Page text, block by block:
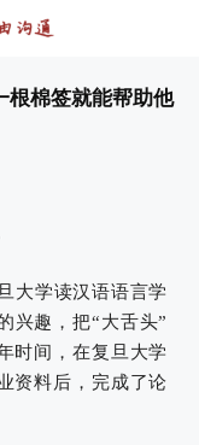
根棉签就能帮助他
大学读汉语语言学
兴趣，把“大舌头”
时间，在复旦大学
资料后，完成了论